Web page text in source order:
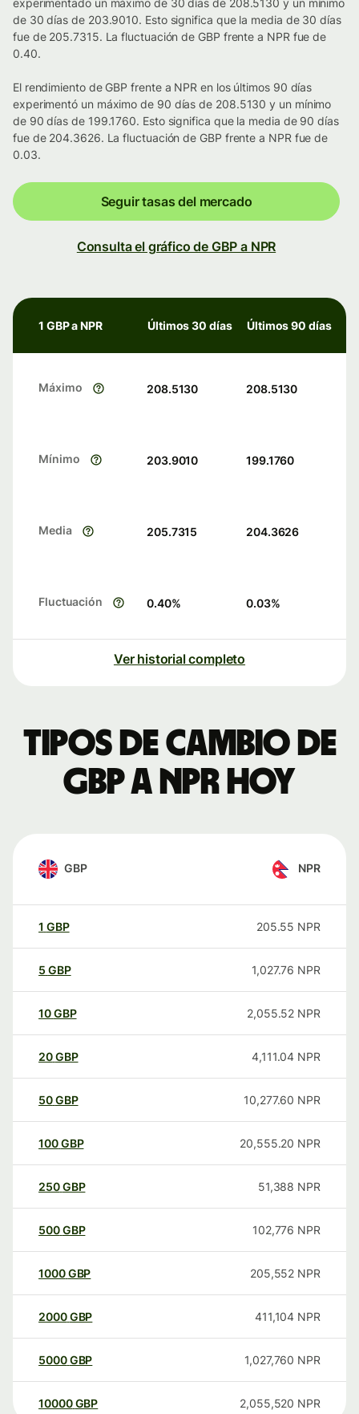
experimentado un máximo de 30 días de 208.5130 y un mínimo
de 30 días de 203.9010. Esto significa que la media de 30 días
fue de 205.7315. La fluctuación de GBP frente a NPR fue de
0.40.
El rendimiento de GBP frente a NPR en los últimos 90 días
experimentó un máximo de 90 días de 208.5130 y un mínimo
de 90 días de 199.1760. Esto significa que la media de 90 días
fue de 204.3626. La fluctuación de GBP frente a NPR fue de
0.03.
Seguir tasas del mercado
Consulta el gráfico de GBP a NPR
1 GBP a NPR Últimos 30 días Últimos 90 días
Máximo 208.5130 208.5130
Mínimo 203.9010 199.1760
Media 205.7315 204.3626
Fluctuación 0.40% 0.03%
Ver historial completo
Tipos de cambio de
GBP a NPR hoy
GBP NPR
1 GBP 205.55 NPR
5 GBP 1,027.76 NPR
10GBP 2,055.52 NPR
20GBP 4,111.04 NPR
50GBP 10,277.60 NPR
100GBP 20,555.20 NPR
250GBP 51,388 NPR
500GBP 102,776 NPR
1000GBP 205,552 NPR
2000GBP 411,104 NPR
5000GBP 1,027,760 NPR
10000 GBP 2,055,520 NPR